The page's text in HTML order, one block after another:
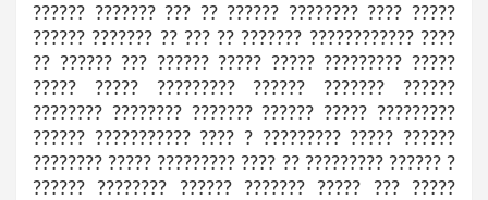
?????? ??????? ??? ?? ?????? ???????? ???? ?????
?????? ??????? ?? ??? ?? ??????? ???????????? ????
?? ?????? ??? ?????? ????? ????? ????????? ?????
????? ????? ????????? ?????? ??????? ??????
???????? ???????? ??????? ?????? ????? ?????????
?????? ??????????? ???? ? ????????? ????? ??????
???????? ????? ????????? ???? ?? ????????? ?????? ?
?????? ???????? ?????? ??????? ????? ??? ?????